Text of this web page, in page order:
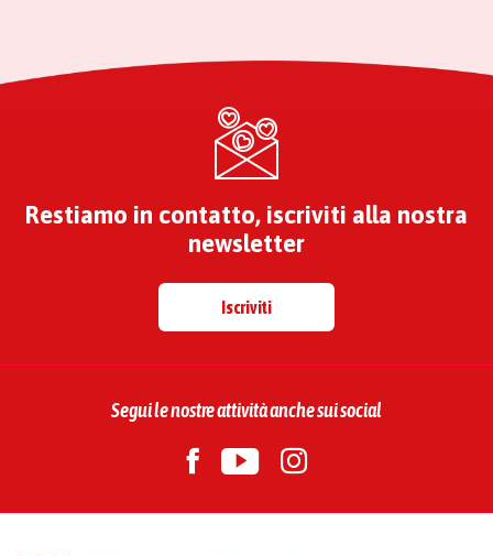
Restiamo in contatto, iscriviti alla nostra
newsletter
Iscriviti
Segui le nostre attività anche sui social